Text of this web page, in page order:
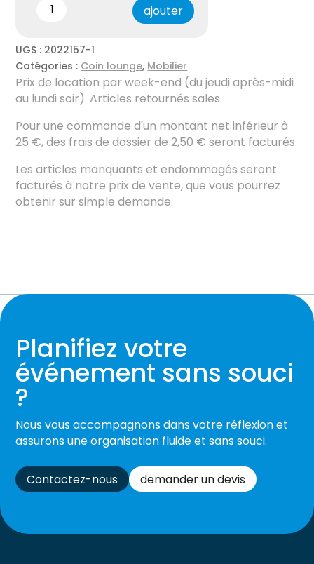
ajouter
UGS : 2022157-1
Catégories : Coin lounge, Mobilier
Prix ​​de location par week-end (du jeudi après-midi
au lundi soir). Articles retournés sales.
Pour une commande d'un montant net inférieur à
25 €, des frais de dossier de 2,50 € seront facturés.
Les articles manquants et endommagés seront
facturés à notre prix de vente, que vous pourrez
obtenir sur simple demande.
Planifiez votre
événement sans souci
?
Nous vous accompagnons dans votre réflexion et
assurons une organisation fluide et sans souci.
Contactez-nous demander un devis